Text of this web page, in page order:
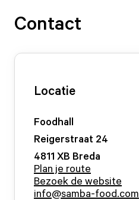
Contact
Locatie
Foodhall
Reigerstraat 24
4811 XB Breda
Plan je route
Bezoek de website
info@samba-food.com